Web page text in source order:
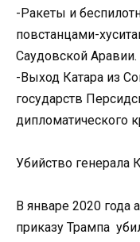
-Ракеты и
повстанцами-
Саудовской Аравии.
-Выход Катара из
государств
дипломатического
Убийство генерала
В январе 2020 года
приказу Трампа